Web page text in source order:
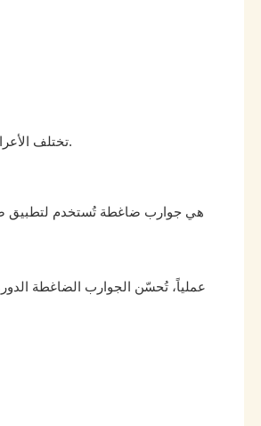
تختلف الأعراض من شخص لآخر. قد تكون الحالات الخفيفة مزعجة فقط، بينما يمكن علاج الحالات الخطيرة من قبل الطبيب.
هي جوارب ضاغطة تُستخدم لتطبيق
عملياً، تُحسّن الجوارب الضاغطة